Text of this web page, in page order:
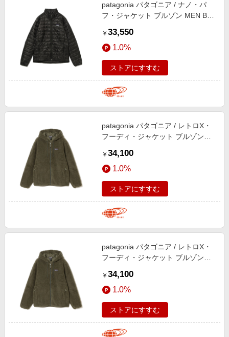
patagonia パタゴニア / ナノ・パ
フ・ジャケット ブルゾン MEN BLK
￥ 33,550
1.0%
ストアにすすむ
patagonia パタゴニア / レトロX・
フーディ・ジャケット ブルゾン
￥ 34,100
1.0%
ストアにすすむ
patagonia パタゴニア / レトロX・
フーディ・ジャケット ブルゾン
￥ 34,100
1.0%
ストアにすすむ